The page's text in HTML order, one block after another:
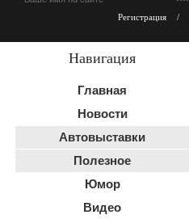
Регистрация /
Навигация
Главная
Новости
Автовыставки
Полезное
Юмор
Видео